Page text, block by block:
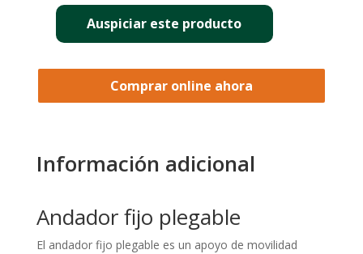
VALOR
ANDADOR
MARCAPASO
(AUSPICIO
CANTIDAD
Auspiciar este producto
Comprar online ahora
Información adicional
Andador fijo plegable
El andador fijo plegable es un apoyo de movilidad